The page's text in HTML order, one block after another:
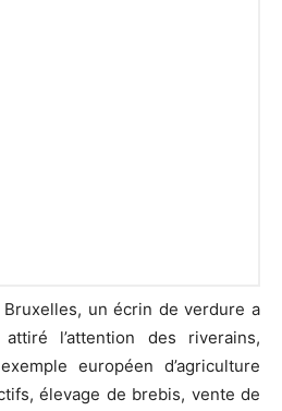
un écrin de verdure a
l’attention des riverains,
européen d’agriculture
élevage de brebis, vente de